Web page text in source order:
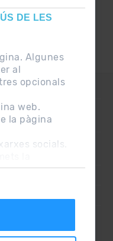
DE LES
Algunes
al
opcionals
web.
la pàgina
socials.